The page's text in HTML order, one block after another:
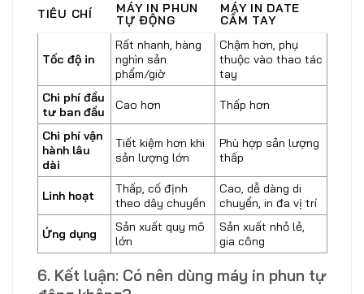
TIÊU CHÍ
MÁY IN PHUN
TỰ ĐỘNG
MÁY IN DATE
CẦM TAY
Tốc độ in
Rất nhanh, hàng
nghìn sản
phẩm/giờ
Chậm hơn, phụ
thuộc vào thao tác
tay
Chi phí đầu
tư ban đầu
Cao hơn Thấp hơn
Chi phí vận
hành lâu
dài
Tiết kiệm hơn khi
sản lượng lớn
Phù hợp sản lượng
thấp
Linh hoạt
Thấp, cố định
theo dây chuyền
Cao, dễ dàng di
chuyển, in đa vị trí
Ứng dụng
Sản xuất quy mô
lớn
Sản xuất nhỏ lẻ,
gia công
6. Kết luận: Có nên dùng máy in phun tự